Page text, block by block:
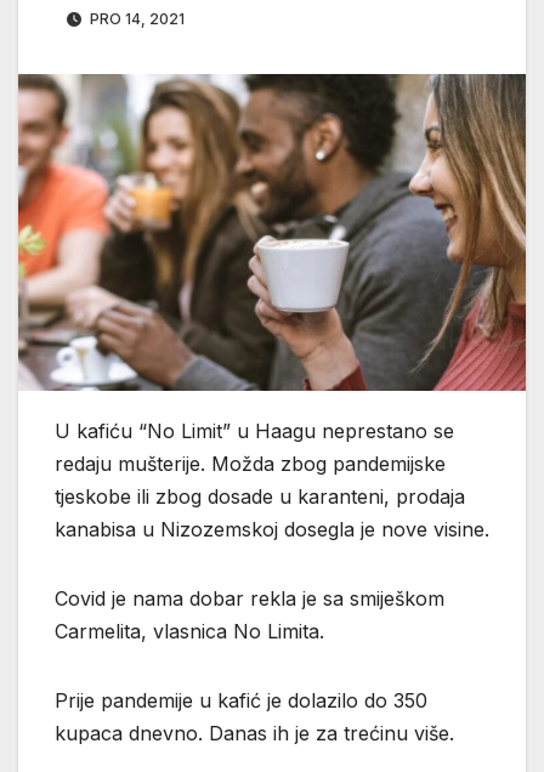
PRO 14, 2021
U kafiću “No Limit” u Haagu neprestano se
redaju mušterije. Možda zbog pandemijske
tjeskobe ili zbog dosade u karanteni, prodaja
kanabisa u Nizozemskoj dosegla je nove visine.
Covid je nama dobar rekla je sa smiješkom
Carmelita, vlasnica No Limita.
Prije pandemije u kafić je dolazilo do 350
kupaca dnevno. Danas ih je za trećinu više.